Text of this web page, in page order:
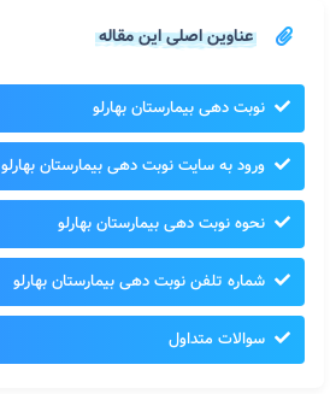
عناوین اصلی این مقاله
نوبت دهی بیمارستان بهارلو
ورود به سایت نوبت دهی بیمارستان بهارلو
نحوه نوبت دهی بیمارستان بهارلو
شماره تلفن نوبت دهی بیمارستان بهارلو
سوالات متداول